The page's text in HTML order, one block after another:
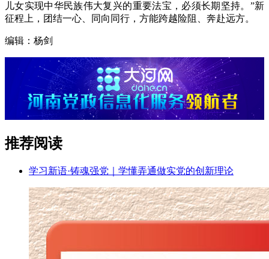
儿女实现中华民族伟大复兴的重要法宝，必须长期坚持。”新
征程上，团结一心、同向同行，方能跨越险阻、奔赴远方。
编辑：杨剑
推荐阅读
学习新语·铸魂强党｜学懂弄通做实党的创新理论